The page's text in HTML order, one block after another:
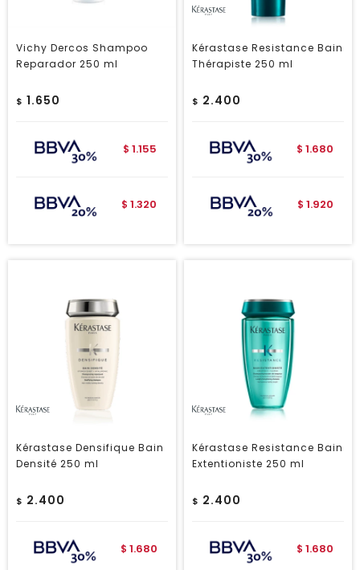
Vichy Dercos Shampoo
Reparador 250 ml
$ 1.650
$ 1.155
$ 1.320
Kérastase Resistance Bain
Thérapiste 250 ml
$ 2.400
$ 1.680
$ 1.920
Kérastase Densifique Bain
Densité 250 ml
$ 2.400
$ 1.680
Kérastase Resistance Bain
Extentioniste 250 ml
$ 2.400
$ 1.680